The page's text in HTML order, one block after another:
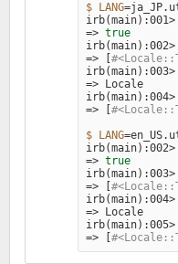
$ LANG=
irb(main)
=>
irb(main)
=>
[
irb(main)
=> Locale
irb(main)
=>
[
$ LANG=
irb(main)
=>
irb(main)
=>
[
irb(main)
=> Locale
irb(main)
=>
[